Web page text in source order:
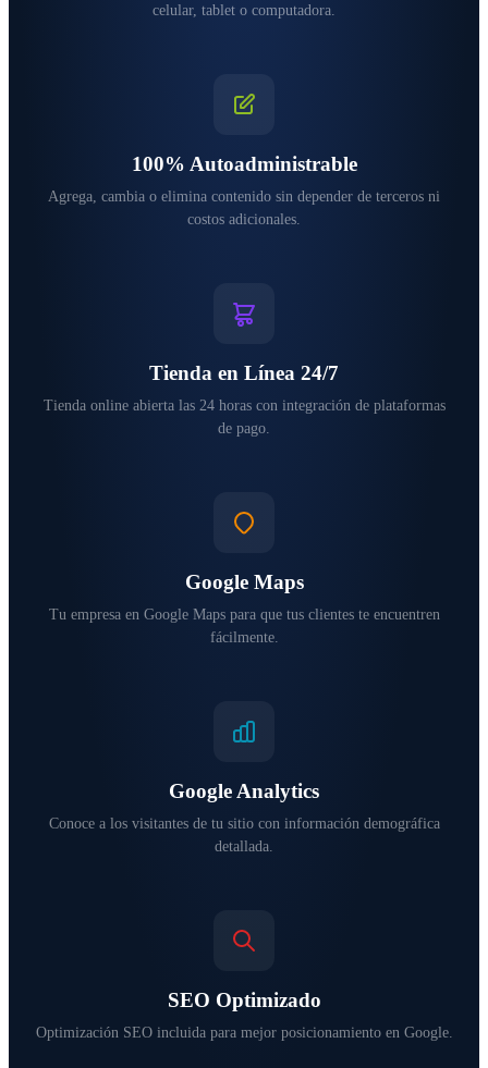
celular, tablet o computadora.
100% Autoadministrable
Agrega, cambia o elimina contenido sin depender de terceros ni
costos adicionales.
Tienda en Línea 24/7
Tienda online abierta las 24 horas con integración de plataformas
de pago.
Google Maps
Tu empresa en Google Maps para que tus clientes te encuentren
fácilmente.
Google Analytics
Conoce a los visitantes de tu sitio con información demográfica
detallada.
SEO Optimizado
Optimización SEO incluida para mejor posicionamiento en Google.